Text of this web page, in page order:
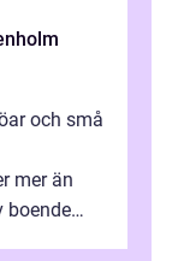
och små
mer än
boende